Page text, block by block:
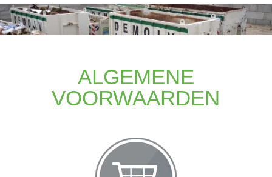
ALGEMENE
VOORWAARDEN